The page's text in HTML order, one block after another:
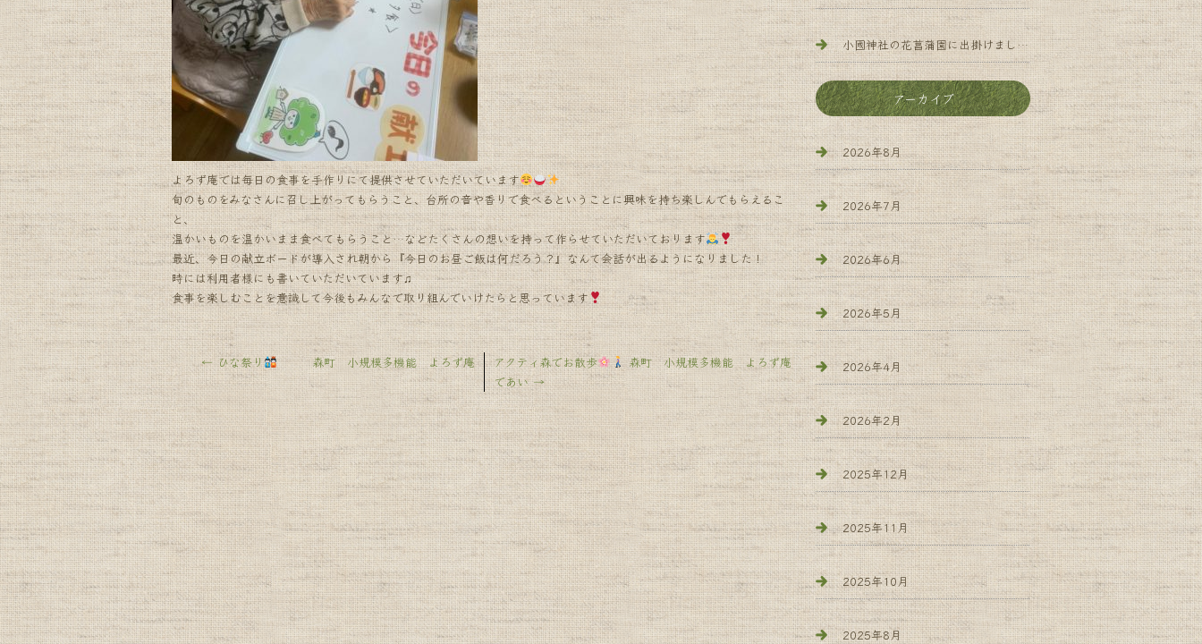
よろず庵では毎日の食事を手作りにて提供させていただいています
旬のものをみなさんに召し上がってもらうこと、台所の音や香りで食べるということに興味を持ち楽しんでもらえるこ
と、
温かいものを温かいまま食べてもらうこと…などたくさんの想いを持って作らせていただいております
最近、今日の献立ボードが導入され朝から『今日のお昼ご飯は何だろう？』なんて会話が出るようになりました！
時には利用者様にも書いていただいています♫
食事を楽しむことを意識して今後もみんなで取り組んでいけたらと思っています
←ひな祭り 森町 小規模多機能 よろず庵 アクティ森でお散歩
森町 小規模多機能 よろず庵
であい→
小國神社の花菖蒲園に出掛けました 森町 小規 模多機能 よ
アーカイブ
2026年8月
2026年7月
2026年6月
2026年5月
2026年4月
2026年2月
2025年12月
2025年11月
2025年10月
2025年8月